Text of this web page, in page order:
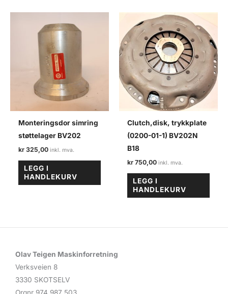
Monteringsdor simring
støttelager BV202
kr 325,00
LEGG I
HANDLEKURV
Clutch,disk, trykkplate
(0200-01-1) BV202N
B18
kr 750,00
LEGG I
HANDLEKURV
Olav Teigen Maskinforretning
Verksveien 8
3330 SKOTSELV
Orgnr 974 987 503